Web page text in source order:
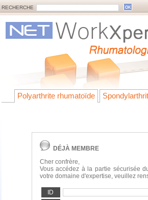
RECHERCHE
Polyarthrite rhumatoïde
DÉJÀ MEMBRE
Cher confrère,
Vous accédez à la partie sécurisée
votre domaine d'expertise, veuillez
ID